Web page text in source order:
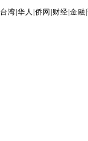
台湾 |华人 |侨网 财经 |金融 |